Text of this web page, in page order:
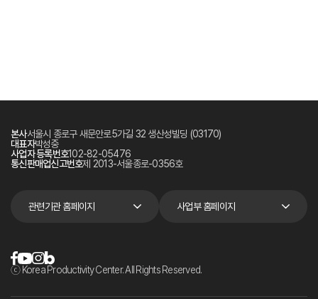
본사서울시 종로구 새문안로5가길 32 생산성빌딩 (03170)
대표자박성중
사업자 등록번호102-82-05476
통신판매업신고번호제 2013-서울종로-0356호
관련기관 홈페이지 사업부 홈페이지
ⓒ Korea Productivity Center. All Rights Reserved.